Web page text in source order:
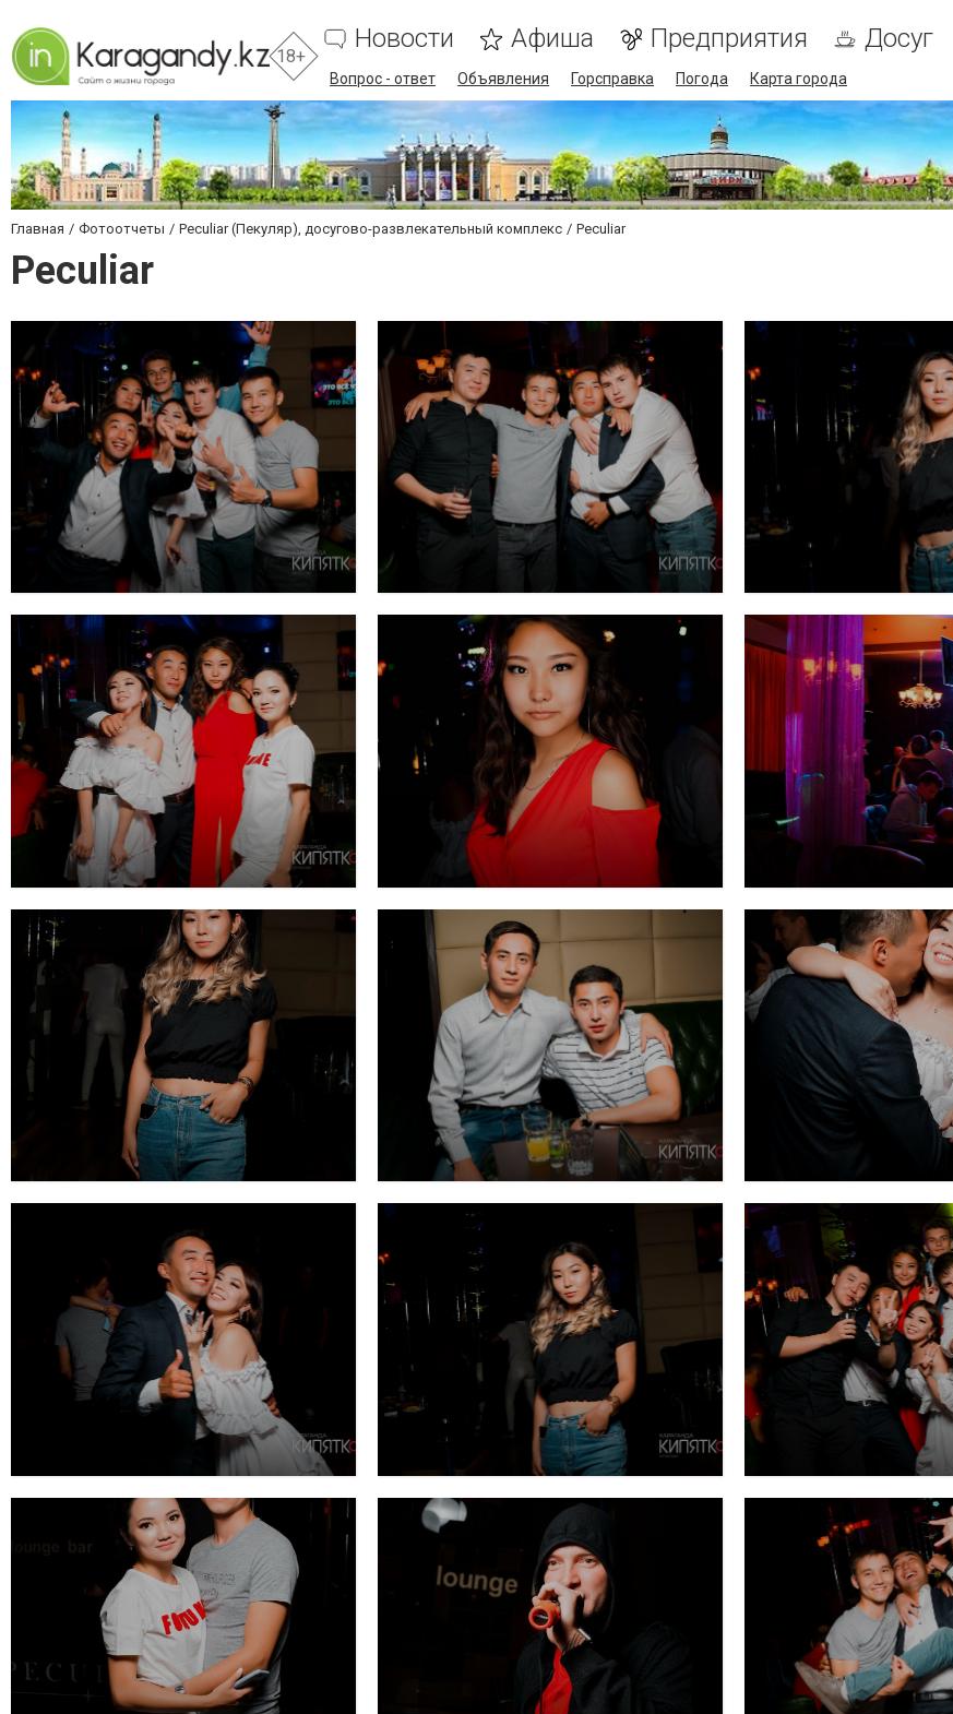
18+
Новости Афиша Предприятия Досуг
Вопрос - ответ Объявления Горсправка Погода Карта города
Главная Фотоотчеты Peculiar (Пекуляр), досугово-развлекательный комплекс Peculiar
Peculiar